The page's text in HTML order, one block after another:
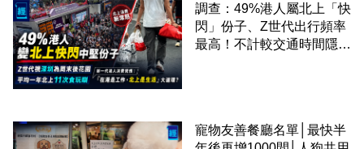
調查：49%港人屬北上「快
閃」份子、Z世代出行頻率
最高！不計較交通時間隱形
寵物友善餐廳名單│最快半